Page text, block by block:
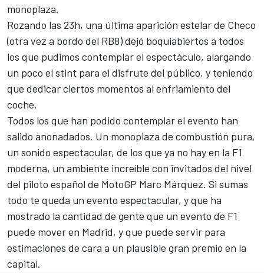
monoplaza.
Rozando las 23h, una última aparición estelar de Checo
(otra vez a bordo del RB8) dejó boquiabiertos a todos
los que pudimos contemplar el espectáculo, alargando
un poco el stint para el disfrute del público, y teniendo
que dedicar ciertos momentos al enfriamiento del
coche.
Todos los que han podido contemplar el evento han
salido anonadados. Un monoplaza de combustión pura,
un sonido espectacular, de los que ya no hay en la F1
moderna, un ambiente increíble con invitados del nivel
del piloto español de MotoGP Marc Márquez. Si sumas
todo te queda un evento espectacular, y que ha
mostrado la cantidad de gente que un evento de F1
puede mover en Madrid, y que puede servir para
estimaciones de cara a un plausible gran premio en la
capital.